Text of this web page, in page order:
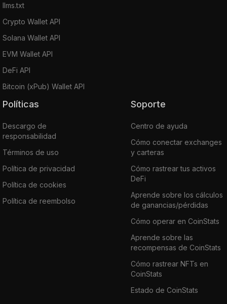
llms.txt
Crypto Wallet API
Solana Wallet API
EVM Wallet API
DeFi API
Bitcoin (xPub) Wallet API
Políticas
Descargo de
responsabilidad
Términos de uso
Política de privacidad
Política de cookies
Política de reembolso
Soporte
Centro de ayuda
Cómo conectar exchanges
y carteras
Cómo rastrear tus activos
DeFi
Aprende sobre los cálculos
de ganancias/pérdidas
Cómo operar en CoinStats
Aprende sobre las
recompensas de CoinStats
Cómo rastrear NFTs en
CoinStats
Estado de CoinStats